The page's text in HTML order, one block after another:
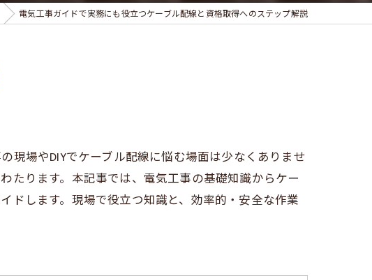
電気工事ガイドで実務にも役立つケーブル配線と資格取得へのステップ解説
現場やDIYでケーブル配線に悩む場面は少なくありませ
たります。本記事では、電気工事の基礎知識からケー
ドします。現場で役立つ知識と、効率的・安全な作業